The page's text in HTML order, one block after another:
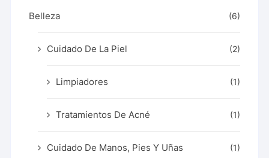
Belleza (6)
Cuidado De La Piel (2)
Limpiadores (1)
Tratamientos De Acné (1)
Cuidado De Manos, Pies Y Uñas (1)